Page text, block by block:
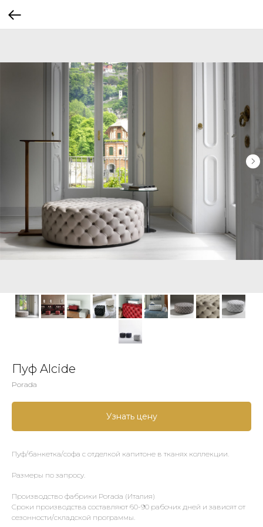
Пуф Alcide
Porada
Узнать цену
Пуф/банкетка/софа с отделкой капитоне в тканях коллекции.
Размеры по запросу.
Производство фабрики Porada (Италия)
Сроки производства составляют 60-90 рабочих дней и зависят от
сезонности/складской программы.